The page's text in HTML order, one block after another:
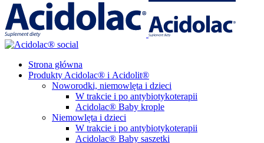
Strona główna
Produkty Acidolac® i Acidolit®
Noworodki, niemowlęta i dzieci
W trakcie i po antybiotykoterapii
Acidolac® Baby krople
Niemowlęta i dzieci
W trakcie i po antybiotykoterapii
Acidolac® Baby saszetki